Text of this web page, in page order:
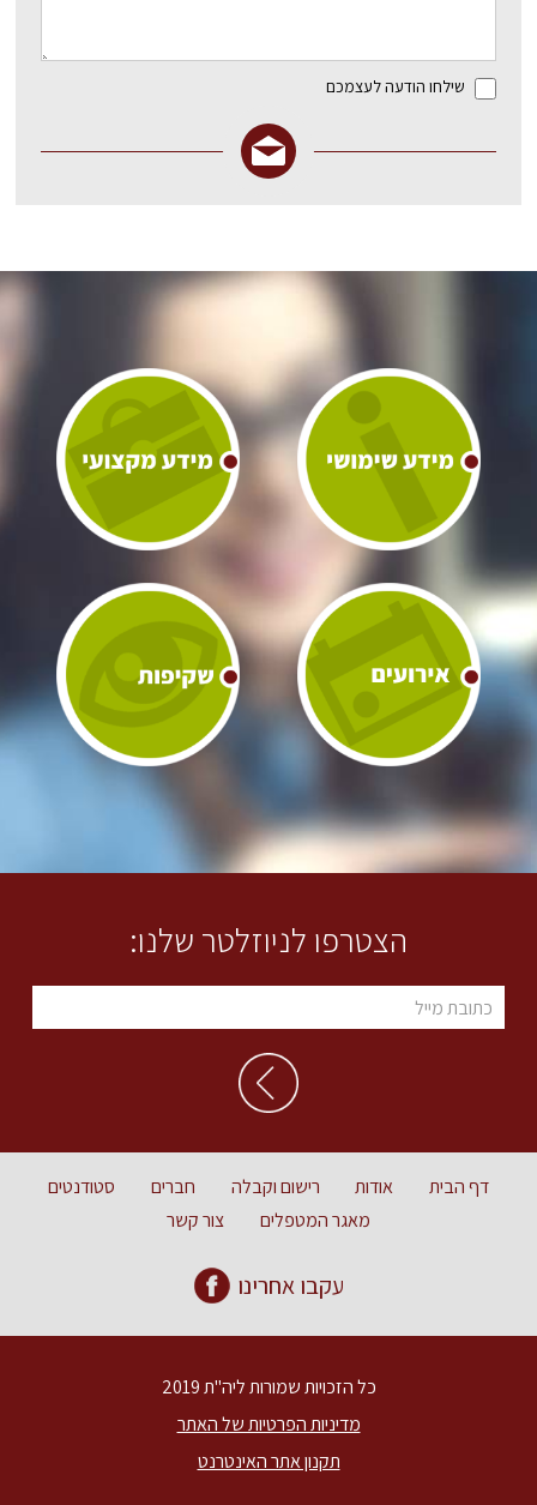
שילחו הודעה לעצמכם
הצטרפו לניוזלטר שלנו:
דף הבית אודות רישום וקבלה חברים
סטודנטים
מאגר המטפלים
צור קשר
עקבו אחרינו
כל הזכויות שמורות ליה"ת 2019
מדיניות הפרטיות של האתר
תקנון אתר האינטרנט